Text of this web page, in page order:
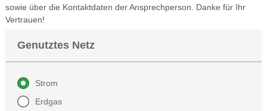
sowie über die Kontaktdaten der Ansprechperson. Danke für Ihr
Vertrauen!
Genutztes Netz
Strom
Erdgas